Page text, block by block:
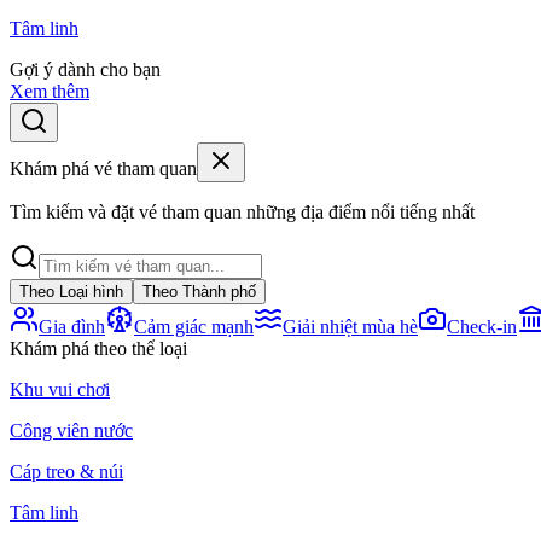
Tâm linh
Gợi ý dành cho bạn
Xem thêm
Khám phá vé tham quan
Tìm kiếm và đặt vé tham quan những địa điểm nổi tiếng nhất
Theo Loại hình Theo Thành phố
Gia đình Cảm giác mạnh Giải nhiệt mùa hè Check-in
Khám phá theo thể loại
Khu vui chơi
Công viên nước
Cáp treo & núi
Tâm linh